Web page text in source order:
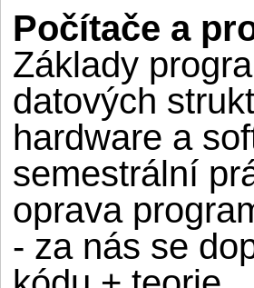
Počítače a
Základy
datových
hardware a
semestrální
oprava
- za nás se